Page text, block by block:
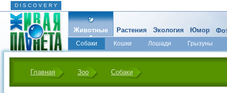
D I S C O V E R Y
Животные
Собаки Кошки Лошади
Грызуны
Микромир
Растения Экология Юмор
Главная Зоо Собаки